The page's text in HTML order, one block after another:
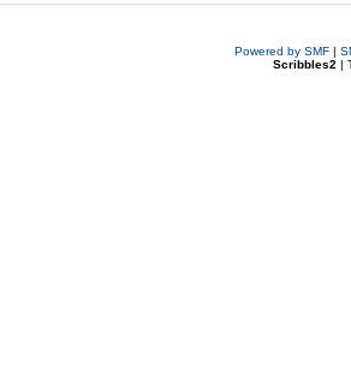
Powered by SMF|
Scribbles2 |